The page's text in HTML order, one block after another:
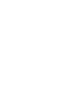
デ
グ